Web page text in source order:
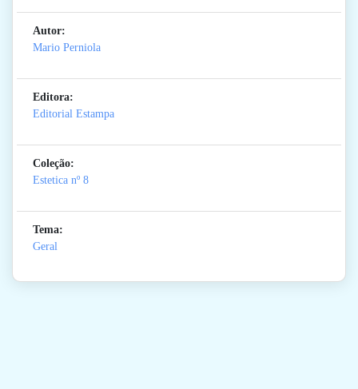
Autor:
Mario Perniola
Editora:
Editorial Estampa
Coleção:
Estetica nº 8
Tema:
Geral